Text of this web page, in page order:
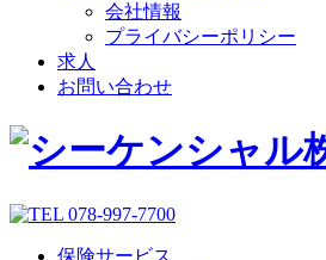
会社情報
プライバシーポリシー
求人
お問い合わせ
保険サービス